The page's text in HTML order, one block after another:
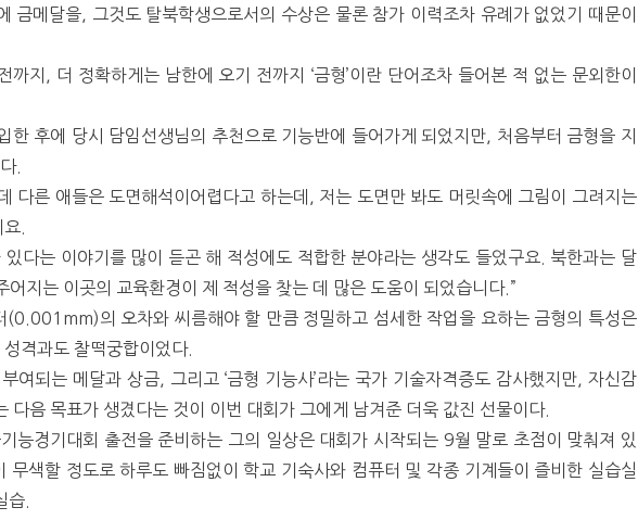
금메달을, 그것도 탈북학생으로서의 수상은 물론 참가 이력조차 유례가 없었기 때문이
까지, 더 정확하게는 남한에 오기 전까지 ‘금형’이란 단어조차 들어본 적 없는 문외한이
한 후에 당시 담임선생님의 추천으로 기능반에 들어가게 되었지만, 처음부터 금형을 지
.
다른 애들은 도면해석이어렵다고 하는데, 저는 도면만 봐도 머릿속에 그림이 그려지는
.
있다는 이야기를 많이 듣곤 해 적성에도 적합한 분야라는 생각도 들었구요. 북한과는 달
어지는 이곳의 교육환경이 제 적성을 찾는 데 많은 도움이 되었습니다.”
(0.001mm)의 오차와 씨름해야 할 만큼 정밀하고 섬세한 작업을 요하는 금형의 특성은
격과도 찰떡궁합이었다.
여되는 메달과 상금, 그리고 ‘금형 기능사’라는 국가 기술자격증도 감사했지만, 자신감
다음 목표가 생겼다는 것이 이번 대회가 그에게 남겨준 더욱 값진 선물이다.
능경기대회 출전을 준비하는 그의 일상은 대회가 시작되는 9월 말로 초점이 맞춰져 있
무색할 정도로 하루도 빠짐없이 학교 기숙사와 컴퓨터 및 각종 기계들이 즐비한 실습실
습.